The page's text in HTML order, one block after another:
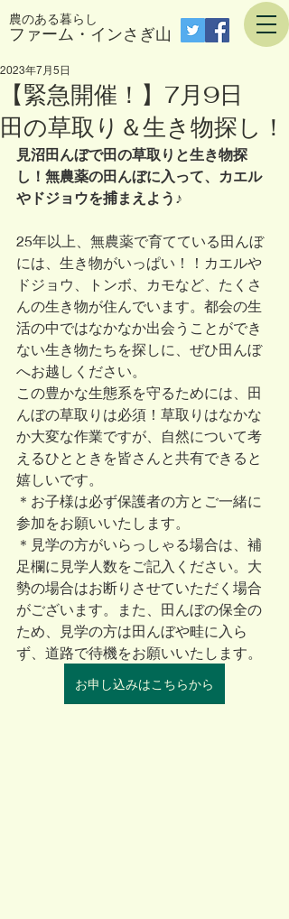
農のある暮らし
​ファーム・インさぎ山
【緊急開催！】7月9日
田の草取り＆生き物探し！
2023年7月5日
見沼田んぼで田の草取りと生き物探
し！無農薬の田んぼに入って、カエル
やドジョウを捕まえよう♪
25年以上、無農薬で育てている田んぼ
には、生き物がいっぱい！！カエルや
ドジョウ、トンボ、カモなど、たくさ
んの生き物が住んでいます。都会の生
活の中ではなかなか出会うことができ
ない生き物たちを探しに、ぜひ田んぼ
へお越しください。
この豊かな生態系を守るためには、田
んぼの草取りは必須！草取りはなかな
か大変な作業ですが、自然について考
えるひとときを皆さんと共有できると
嬉しいです。
＊お子様は必ず保護者の方とご一緒に
参加をお願いいたします。
＊見学の方がいらっしゃる場合は、補
足欄に見学人数をご記入ください。大
勢の場合はお断りさせていただく場合
がございます。また、田んぼの保全の
ため、見学の方は田んぼや畦に入ら
ず、道路で待機をお願いいたします。
お申し込みはこちらから